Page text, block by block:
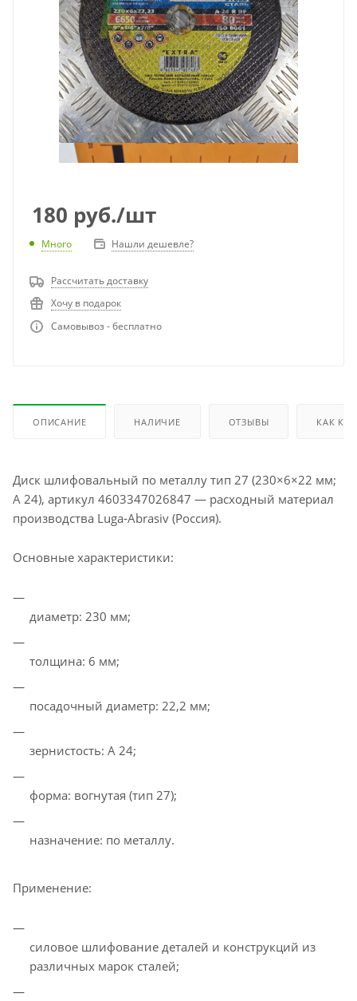
180 руб./шт
Много Нашли дешевле?
Рассчитать доставку
Хочу в подарок
Самовывоз - бесплатно
ОПИСАНИЕ НАЛИЧИЕ ОТЗЫВЫ КАК
Диск шлифовальный по металлу тип 27 (230×6×22 мм;
A 24), артикул 4603347026847 — расходный материал
производства Luga‑Abrasiv (Россия).
Основные характеристики:
диаметр: 230 мм;
толщина: 6 мм;
посадочный диаметр: 22,2 мм;
зернистость: A 24;
форма: вогнутая (тип 27);
назначение: по металлу.
Применение:
силовое шлифование деталей и конструкций из
различных марок сталей;